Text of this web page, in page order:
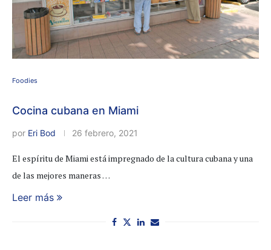
Foodies
Cocina cubana en Miami
por Eri Bod 26 febrero, 2021
El espíritu de Miami está impregnado de la cultura cubana y una
de las mejores maneras …
Leer más